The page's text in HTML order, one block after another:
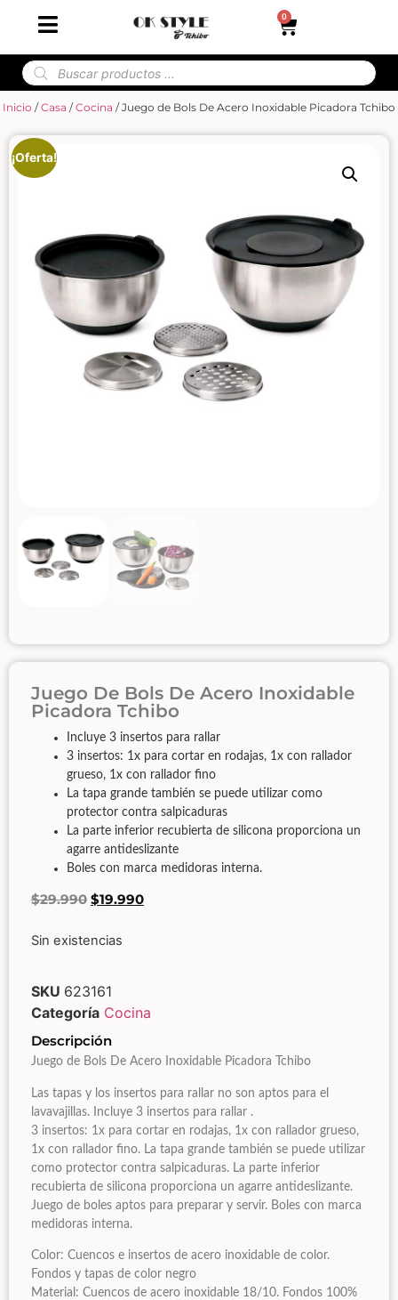
0
Inicio /Casa /Cocina / Juego de Bols De Acero Inoxidable Picadora Tchibo
¡Oferta!
Juego De Bols De Acero Inoxidable
Picadora Tchibo
Incluye 3 insertos para rallar
3 insertos: 1x para cortar en rodajas, 1x con rallador
grueso, 1x con rallador fino
La tapa grande también se puede utilizar como
protector contra salpicaduras
La parte inferior recubierta de silicona proporciona un
agarre antideslizante
Boles con marca medidoras interna.
$29.990 $19.990
Sin existencias
SKU 623161
Categoría Cocina
Descripción
Juego de Bols De Acero Inoxidable Picadora Tchibo
Las tapas y los insertos para rallar no son aptos para el
lavavajillas. Incluye 3 insertos para rallar .
3 insertos: 1x para cortar en rodajas, 1x con rallador grueso,
1x con rallador fino. La tapa grande también se puede utilizar
como protector contra salpicaduras. La parte inferior
recubierta de silicona proporciona un agarre antideslizante.
Juego de boles aptos para preparar y servir. Boles con marca
medidoras interna.
Color: Cuencos e insertos de acero inoxidable de color.
Fondos y tapas de color negro
Material: Cuencos de acero inoxidable 18/10. Fondos 100%